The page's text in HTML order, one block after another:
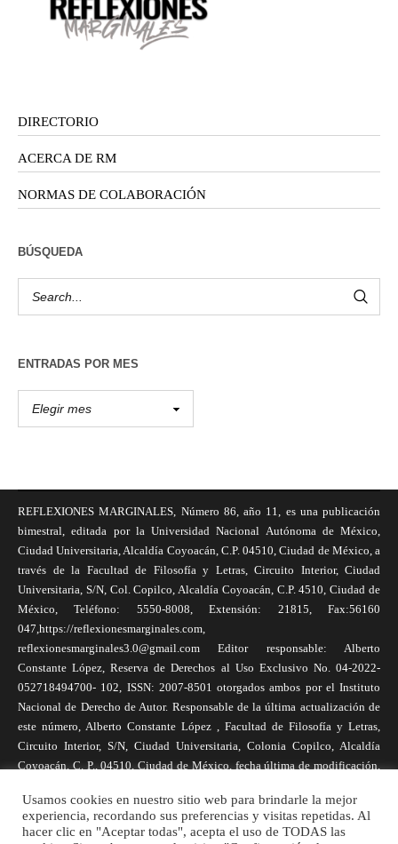
DIRECTORIO
ACERCA DE RM
NORMAS DE COLABORACIÓN
BÚSQUEDA
ENTRADAS POR MES
REFLEXIONES MARGINALES, Número 86, año 11, es una publicación
bimestral, editada por la Universidad Nacional Autónoma de México,
Ciudad Universitaria, Alcaldía Coyoacán, C.P. 04510, Ciudad de México, a
través de la Facultad de Filosofía y Letras, Circuito Interior, Ciudad
Universitaria, S/N, Col. Copilco, Alcaldía Coyoacán, C.P. 4510, Ciudad de
México, Teléfono: 5550-8008, Extensión: 21815, Fax:56160
047,https://reflexionesmarginales.com,
reflexionesmarginales3.0@gmail.com Editor responsable: Alberto
Constante López, Reserva de Derechos al Uso Exclusivo No. 04-2022-
052718494700- 102, ISSN: 2007-8501 otorgados ambos por el Instituto
Nacional de Derecho de Autor. Responsable de la última actualización de
este número, Alberto Constante López , Facultad de Filosofía y Letras,
Circuito Interior, S/N, Ciudad Universitaria, Colonia Copilco, Alcaldía
Coyoacán, C. P., 04510, Ciudad de México, fecha última de modificación,
necesariamente reflejan la postura de la revista, ni de Universidad Nacional
Autónoma de México. Los autores son responsables de los contenidos de
Usamos cookies en nuestro sitio web para brindarle la mejor
experiencia, recordando sus preferencias y visitas repetidas. Al
hacer clic en "Aceptar todas", acepta el uso de TODAS las